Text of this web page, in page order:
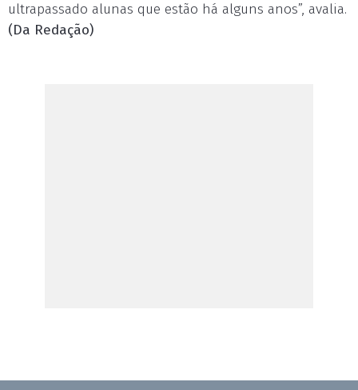
ultrapassado alunas que estão há alguns anos”, avalia.
(Da Redação)